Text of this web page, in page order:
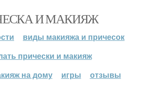
И МАКИЯЖ
виды макияжа и причесок
прически и макияж
на дому
игры отзывы